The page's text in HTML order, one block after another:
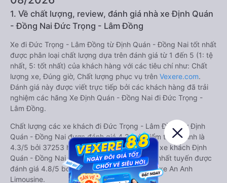
1. Về chất lượng, review, đánh giá nhà xe Định Quán
- Đồng Nai Đức Trọng - Lâm Đồng
Xe đi Đức Trọng - Lâm Đồng từ Định Quán - Đồng Nai tốt nhất
được phân loại chất lượng dựa trên đánh giá từ 1 đến 5 (1: tệ
nhất, 5: tốt nhất) của khách hàng với các tiêu chí như: Chất
lượng xe, Đúng giờ, Chất lượng phục vụ trên Vexere.com.
Đánh giá này được viết trực tiếp bởi các khách hàng đã trải
nghiệm các hãng Xe Định Quán - Đồng Nai đi Đức Trọng -
Lâm Đồng.
Chất lượng các xe khách đi Đức Trọng - Lâm Đồng từ Định
Quán - Đồng Nai được đánh giá 4.3, với điểm trung bình là
4.3/5 bởi 37253 hành khách. Trong đó hãng xe khách Định
Quán - Đồng Nai Đức Trọng - Lâm Đồng tốt nhất tuyến được
đánh giá 4.8/5 bởi 10378 hành khách là nhà xe An Anh
Limousine.